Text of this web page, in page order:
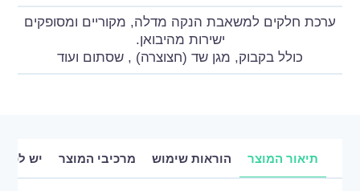
ערכת חלקים למשאבת הנקה מדלה, מקוריים ומסופקים
ישירות מהיבואן.
כולל בקבוק, מגן שד (חצוצרה) , שסתום ועוד
תיאור המוצר הוראות שימוש מרכיבי המוצר יש